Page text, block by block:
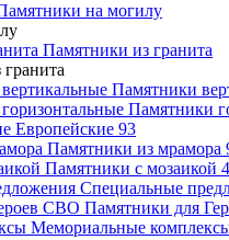
на могилу
Памятники из гранита
Памятники
Памятники
Европейские 93
Памятники из мрамора
Памятники с мозаикой 4
Специальные
Памятники для
Мемориальные